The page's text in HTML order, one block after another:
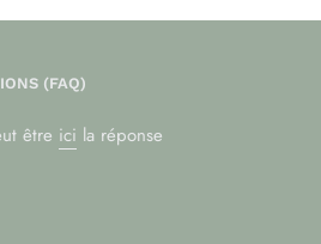
(FAQ)
être ici la réponse